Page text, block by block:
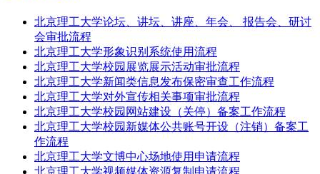
北京理工大学论坛、讲坛、讲座、年会、 报告会、研讨
会审批流程
北京理工大学形象识别系统使用流程
北京理工大学校园展览展示活动审批流程
北京理工大学新闻类信息发布保密审查工作流程
北京理工大学对外宣传相关事项审批流程
北京理工大学校园网站建设（关停）备案工作流程
北京理工大学校园新媒体公共账号开设（注销）备案工
作流程
北京理工大学文博中心场地使用申请流程